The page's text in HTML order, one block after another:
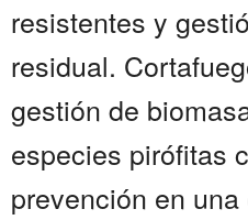
resistentes y
residual.
gestión de
especies pirófitas
prevención en